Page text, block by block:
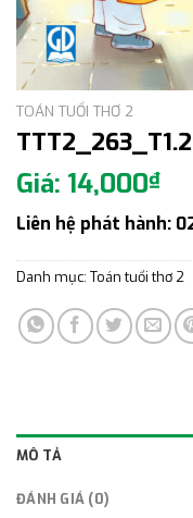
TOÁN TUỔI THƠ 2
14,000₫
Liên hệ phát hành:
Danh mục: Toán tuổi thơ 2
MÔ TẢ
ĐÁNH GIÁ (0)